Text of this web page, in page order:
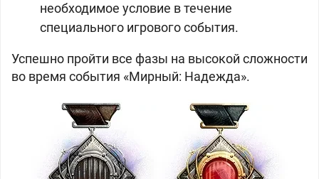
необходимое условие в течение
специального игрового события.
Успешно пройти все фазы на высокой сложности
во время события «Мирный: Надежда».